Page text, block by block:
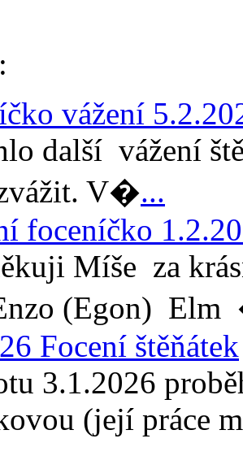
vážení
další vážení
V�...
foceníčko
Míše za
(Egon)
Focení štěňátek
3.1.2026
(její práce